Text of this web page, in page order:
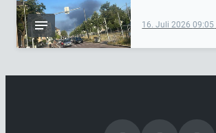
16. Juli 202609:05